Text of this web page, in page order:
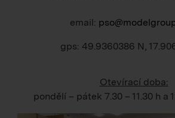
email:
gps: 49.9360386 N,
Otevírací doba:
pondělí – pátek 7.30 – 11.30 h a